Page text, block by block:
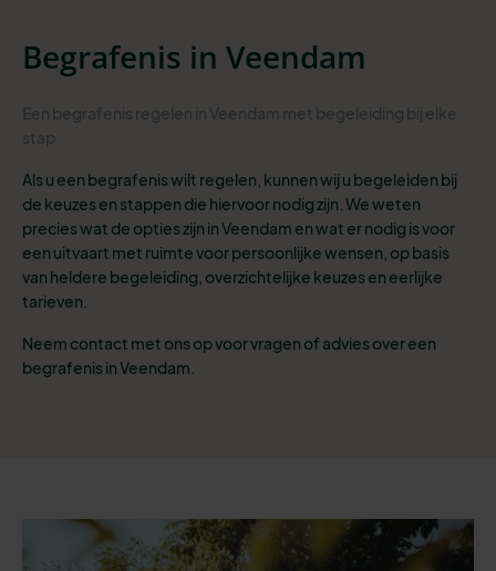
Begrafenis in Veendam
Als u een begrafenis wilt regelen, kunnen wij u begeleiden bij
de keuzes en stappen die hiervoor nodig zijn. We weten
precies wat de opties zijn in Veendam en wat er nodig is voor
een uitvaart met ruimte voor persoonlijke wensen, op basis
van heldere begeleiding, overzichtelijke keuzes en eerlijke
tarieven.
Neem contact met ons op voor vragen of advies over een
begrafenis in Veendam.